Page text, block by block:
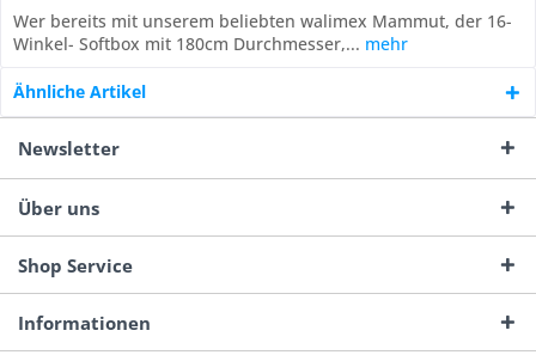
Wer bereits mit unserem beliebten walimex Mammut, der 16-
Winkel- Softbox mit 180cm Durchmesser,... mehr
Ähnliche Artikel
Newsletter
Über uns
Shop Service
Informationen